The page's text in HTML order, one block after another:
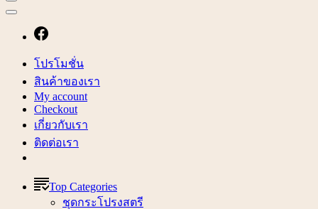
โปรโมชั่น
สินค้าของเรา
My account
Checkout
เกี่ยวกับเรา
ติดต่อเรา
Top Categories
ชุดกระโปรงสตรี